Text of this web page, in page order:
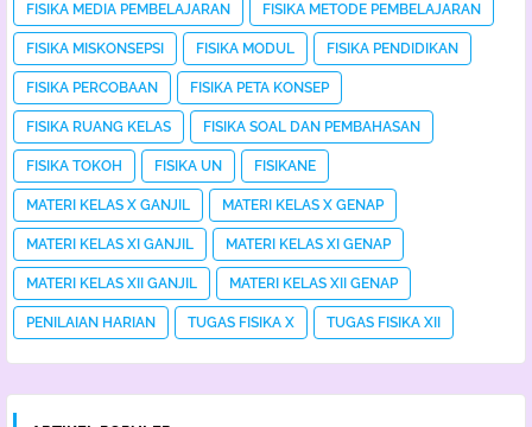
FISIKA MEDIA PEMBELAJARAN FISIKA METODE PEMBELAJARAN
FISIKA MISKONSEPSI FISIKA MODUL FISIKA PENDIDIKAN
FISIKA PERCOBAAN FISIKA PETA KONSEP
FISIKA RUANG KELAS FISIKA SOAL DAN PEMBAHASAN
FISIKA TOKOH FISIKA UN FISIKANE
MATERI KELAS X GANJIL MATERI KELAS X GENAP
MATERI KELAS XI GANJIL MATERI KELAS XI GENAP
MATERI KELAS XII GANJIL MATERI KELAS XII GENAP
PENILAIAN HARIAN TUGAS FISIKA X TUGAS FISIKA XII